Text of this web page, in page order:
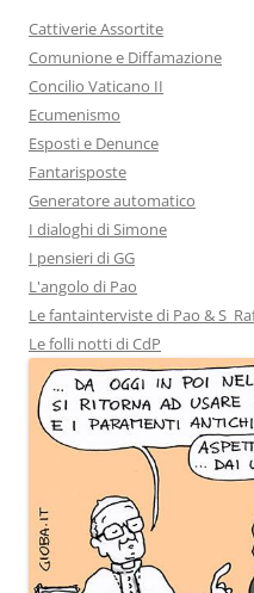
Cattiverie Assortite
Comunione e Diffamazione
Concilio Vaticano II
Ecumenismo
Esposti e Denunce
Fantarisposte
Generatore automatico
I dialoghi di Simone
I pensieri di GG
L'angolo di Pao
Le fantainterviste di Pao &
Le folli notti di CdP